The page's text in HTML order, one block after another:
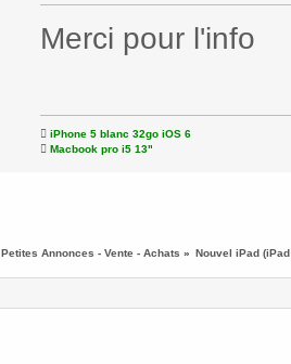
Merci pour l'info
 iPhone 5 blanc 32go iOS 6
 Macbook pro i5 13"
Petites Annonces - Vente - Achats » Nouvel iPad